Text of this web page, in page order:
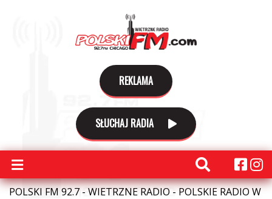
REKLAMA
SŁUCHAJ RADIA
POLSKI FM 92.7 - WIETRZNE RADIO - POLSKIE RADIO W